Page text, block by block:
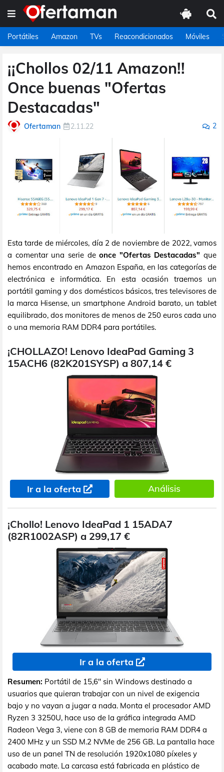
Portátiles Amazon TVs Reacondicionados Móviles
¡¡Chollos 02/11 Amazon!!
Once buenas "Ofertas
Destacadas"
Ofertaman 2.11.22 2
Esta tarde de miércoles, día 2 de noviembre de 2022, vamos
a comentar una serie deonce "Ofertas Destacadas" que
hemos encontrado en Amazon España, en las categorías de
electrónica e informática. En esta ocasión traemos un
portátil gaming y dos domésticos básicos, tres televisores de
la marca Hisense, un smartphone Android barato, un tablet
equilibrado, dos monitores de menos de 250 euros cada uno
o una memoria RAM DDR4 para portátiles.
¡CHOLLAZO! Lenovo IdeaPad Gaming 3
15ACH6 (82K201SYSP) a 807,14 €
Ir a la oferta Análisis
¡Chollo! Lenovo IdeaPad 1 15ADA7
(82R1002ASP) a 299,17 €
Ir a la oferta
Resumen: Portátil de 15,6" sin Windows destinado a
usuarios que quieran trabajar con un nivel de exigencia
bajo y no vayan a jugar a nada. Monta el procesador AMD
Ryzen 3 3250U, hace uso de la gráfica integrada AMD
Radeon Vega 3, viene con 8 GB de memoria RAM DDR4 a
2400 MHz y un SSD M.2 NVMe de 256 GB. La pantalla hace
uso de un panel TN de resolución 1920x1080 píxeles y
acabado mate. La carcasa está fabricada en plástico de